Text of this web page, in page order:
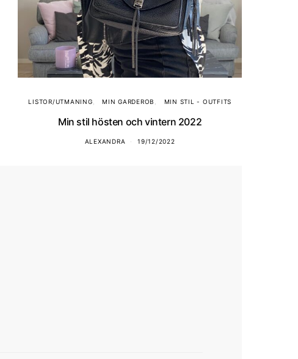
LISTOR/UTMANING MIN GARDEROB MIN STIL - OUTFITS
Min stil hösten och vintern 2022
ALEXANDRA 19/12/2022